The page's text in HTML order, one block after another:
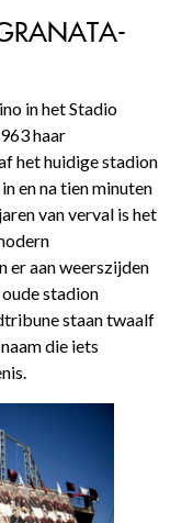
in het Stadio
haar
het huidige stadion
en na tien minuten
van verval is het
er aan weerszijden
stadion
staan twaalf
die iets